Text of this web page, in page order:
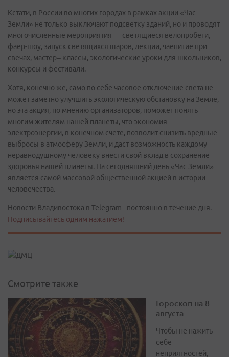
Кстати, в России во многих городах в рамках акции «Час
Земли» не только выключают подсветку зданий, но и проводят
многочисленные мероприятия — светящиеся велопробеги,
фаер-шоу, запуск светящихся шаров, лекции, чаепитие при
свечах, мастер– классы, экологические уроки для школьников,
конкурсы и фестивали.
Хотя, конечно же, само по себе часовое отключение света не
может заметно улучшить экологическую обстановку на Земле,
но эта акция, по мнению организаторов, поможет понять
многим жителям нашей планеты, что экономия
электроэнергии, в конечном счете, позволит снизить вредные
выбросы в атмосферу Земли, и даст возможность каждому
неравнодушному человеку внести свой вклад в сохранение
здоровья нашей планеты. На сегодняшний день «Час Земли»
является самой массовой общественной акцией в истории
человечества.
Новости Владивостока в Telegram - постоянно в течение дня.
Подписывайтесь одним нажатием!
Смотрите также
Гороскоп на 8
августа
Чтобы не нажить
себе
неприятностей,